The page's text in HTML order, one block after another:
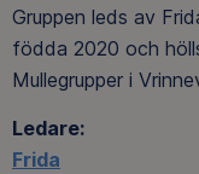
Gruppen leds av
födda 2020 och
Mullegrupper i
Ledare:
Frida